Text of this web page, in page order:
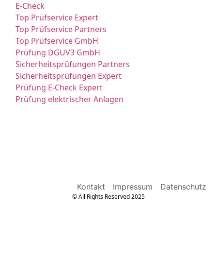
E-Check
Top Prüfservice Expert
Top Prüfservice Partners
Top Prüfservice GmbH
Prüfung DGUV3 GmbH
Sicherheitsprüfungen Partners
Sicherheitsprüfungen Expert
Prüfung E-Check Expert
Prüfung elektrischer Anlagen
Kontakt Impressum Datenschutz
© All Rights Reserved 2025